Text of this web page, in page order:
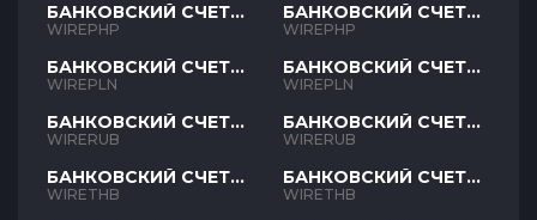
БАНКОВСКИЙ СЧЕТ
PHP
WIREPHP
БАНКОВСКИЙ СЧЕТ
PLN
WIREPLN
БАНКОВСКИЙ СЧЕТ
RUB
WIRERUB
БАНКОВСКИЙ СЧЕТ
THB
WIRETHB
БАНКОВСКИЙ СЧЕТ
PHP
WIREPHP
БАНКОВСКИЙ СЧЕТ
PLN
WIREPLN
БАНКОВСКИЙ СЧЕТ
RUB
WIRERUB
БАНКОВСКИЙ СЧЕТ
THB
WIRETHB